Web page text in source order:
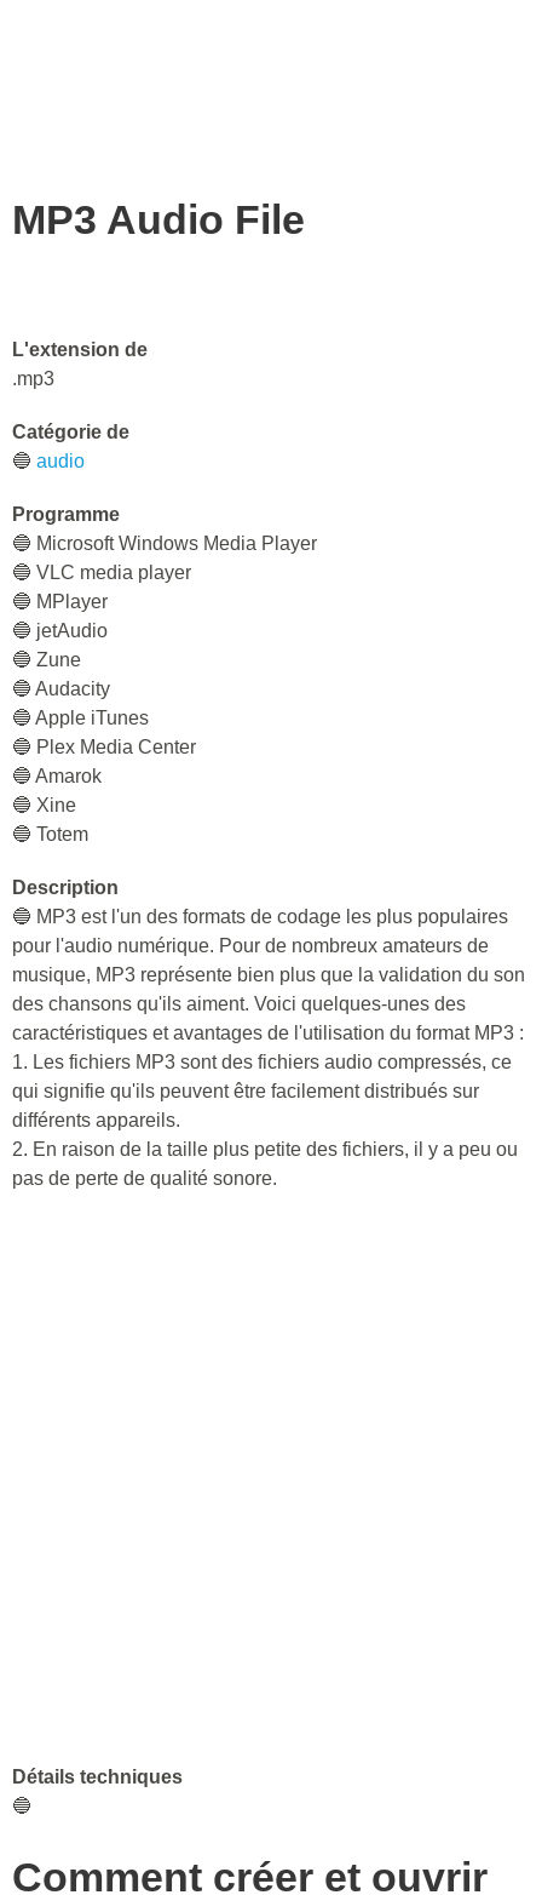
MP3 Audio File
L'extension de
.mp3
Catégorie de
🔵 audio
Programme
🔵 Microsoft Windows Media Player
🔵 VLC media player
🔵 MPlayer
🔵 jetAudio
🔵 Zune
🔵 Audacity
🔵 Apple iTunes
🔵 Plex Media Center
🔵 Amarok
🔵 Xine
🔵 Totem
Description
🔵 MP3 est l'un des formats de codage les plus populaires
pour l'audio numérique. Pour de nombreux amateurs de
musique, MP3 représente bien plus que la validation du son
des chansons qu'ils aiment. Voici quelques-unes des
caractéristiques et avantages de l'utilisation du format MP3 :
1. Les fichiers MP3 sont des fichiers audio compressés, ce
qui signifie qu'ils peuvent être facilement distribués sur
différents appareils.
2. En raison de la taille plus petite des fichiers, il y a peu ou
pas de perte de qualité sonore.
Détails techniques
🔵
Comment créer et ouvrir